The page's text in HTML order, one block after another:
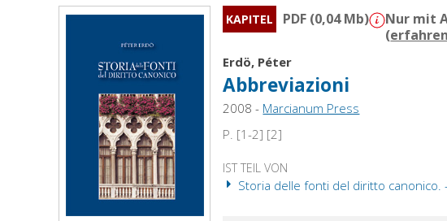
KAPITEL PDF (0,04 Mb)
Nur mit
(
Erdö, Péter
Abbreviazioni
2008 - Marcianum Press
P. [1-2] [2]
IST TEIL VON
Storia delle fonti del diritto canonico.